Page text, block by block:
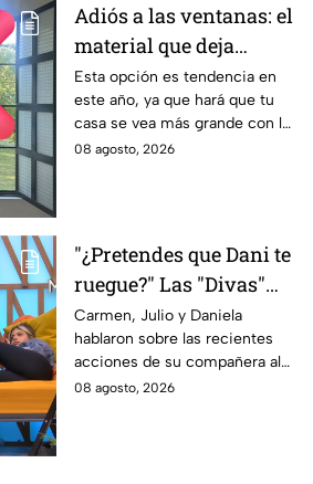
Adiós a las ventanas: el
material que deja
entrar la luz y evita
miradas indiscretas en
casa
Esta opción es tendencia en
este año, ya que hará que tu
casa se vea más grande con la
entrada de los rayos del sol
08 agosto, 2026
"¿Pretendes que Dani te
ruegue?" Las "Divas"
lamentan el
comportamiento de
Michelle en MasterChef
24/7
Carmen, Julio y Daniela
hablaron sobre las recientes
acciones de su compañera al
interior del Mundo MasterChef
08 agosto, 2026